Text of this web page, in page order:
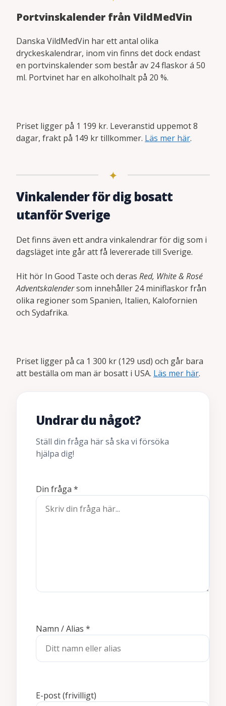
Portvinskalender från VildMedVin
Danska VildMedVin har ett antal olika
dryckeskalendrar, inom vin finns det dock endast
en portvinskalender som består av 24 flaskor á 50
ml. Portvinet har en alkoholhalt på 20 %.
Priset ligger på 1 199 kr. Leveranstid uppemot 8
dagar, frakt på 149 kr tillkommer. Läs mer här.
Vinkalender för dig bosatt
utanför Sverige
Det finns även ett andra vinkalendrar för dig som i
dagsläget inte går att få levererade till Sverige.
Hit hör In Good Taste och deras Red, White & Rosé
Adventskalendersom innehåller 24 miniflaskor från
olika regioner som Spanien, Italien, Kalofornien
och Sydafrika.
Priset ligger på ca 1 300 kr (129 usd) och går bara
att beställa om man är bosatt i USA. Läs mer här.
Undrar du något?
Ställ din fråga här så ska vi försöka
hjälpa dig!
Din fråga *
Namn / Alias *
E-post(frivilligt)